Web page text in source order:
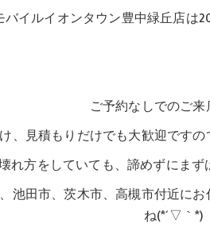
イルイオンタウン豊中緑丘店は
ご予約なしでのご
、見積もりだけでも大歓迎です
れ方をしていても、諦めずにま
池田市、茨木市、高槻市付近に
ね(*´▽｀*)